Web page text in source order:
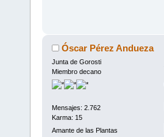
Óscar Pérez Andueza
Junta de Gorosti
Miembro decano
Mensajes: 2.762
Karma: 15
Amante de las Plantas